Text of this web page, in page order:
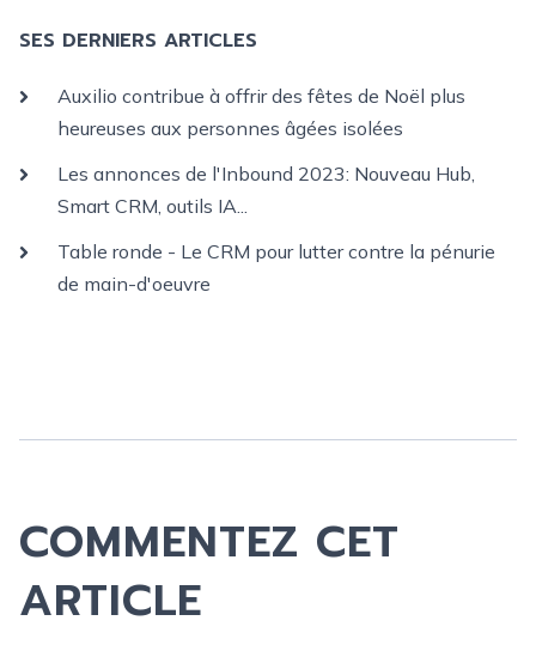
SES DERNIERS ARTICLES
Auxilio contribue à offrir des fêtes de Noël plus
heureuses aux personnes âgées isolées
Les annonces de l'Inbound 2023: Nouveau Hub,
Smart CRM, outils IA...
Table ronde - Le CRM pour lutter contre la pénurie
de main-d'oeuvre
COMMENTEZ CET
ARTICLE